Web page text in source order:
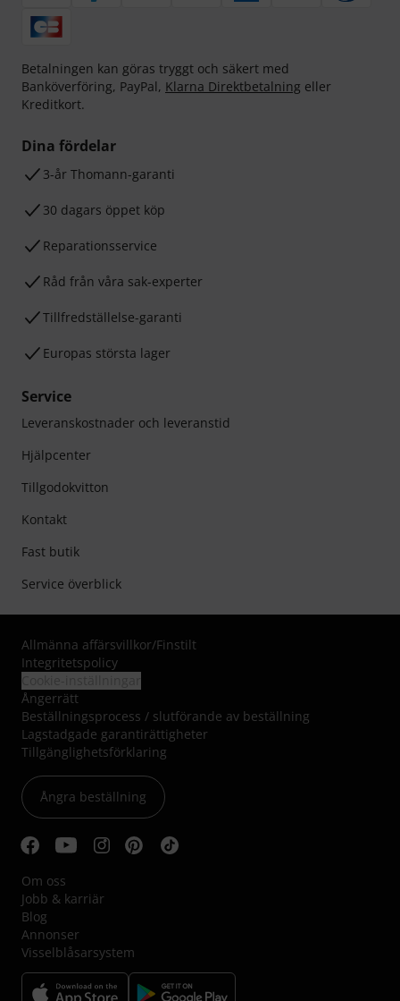
Betalningen kan göras tryggt och säkert med
Banköverföring, PayPal, Klarna Direktbetalning eller
Kreditkort.
Dina fördelar
3-år Thomann-garanti
30 dagars öppet köp
Reparationsservice
Råd från våra sak-experter
Tillfredställelse-garanti
Europas största lager
Service
Leveranskostnader och leveranstid
Hjälpcenter
Tillgodokvitton
Kontakt
Fast butik
Service överblick
Allmänna affärsvillkor/Finstilt
Integritetspolicy
Ångerrätt
Beställningsprocess / slutförande av beställning
Lagstadgade garantirättigheter
Tillgänglighetsförklaring
Ångra beställning
Om oss
Jobb & karriär
Blog
Annonser
Visselblåsarsystem